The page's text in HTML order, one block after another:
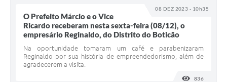
08 DEZ 2023 - 10h35
O Prefeito Márcio e o Vice
Ricardo receberam nesta sexta-feira (08/12), o
empresário Reginaldo, do Distrito do Boticão
Na oportunidade tomaram um café e parabenizaram
Reginaldo por sua história de empreendedorismo, além de
agradecerem a visita.
836